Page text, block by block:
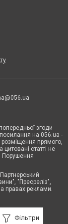
Фільтри
згоди
на 056.ua -
розміщення прямого,
статті не
Порушення
"Пресреліз",
правах реклами.